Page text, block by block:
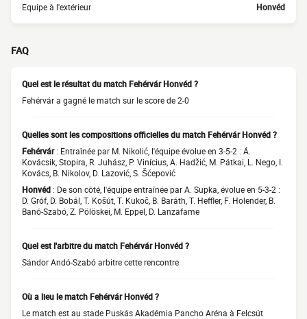
Equipe à l'extérieur Honvéd
FAQ
Quel est le résultat du match Fehérvár Honvéd ?
Fehérvár a gagné le match sur le score de 2-0
Quelles sont les compositions officielles du match Fehérvár Honvéd ?
Fehérvár: Entraînée par M. Nikolić, l'équipe évolue en 3-5-2 : Á.
Kovácsik, Stopira, R. Juhász, P. Vinícius, A. Hadžić, M. Pátkai, L. Nego, I.
Kovács, B. Nikolov, D. Lazović, S. Šćepović
Honvéd : De son côté, l'équipe entraînée par A. Supka, évolue en 5-3-2 :
D. Gróf, D. Bobál, T. Košút, T. Kukoč, B. Baráth, T. Heffler, F. Holender, B.
Banó-Szabó, Z. Pölöskei, M. Eppel, D. Lanzafame
Quel est l'arbitre du match Fehérvár Honvéd ?
Sándor Andó-Szabó arbitre cette rencontre
Où a lieu le match Fehérvár Honvéd ?
Le match est au stade Puskás Akadémia Pancho Aréna à Felcsút